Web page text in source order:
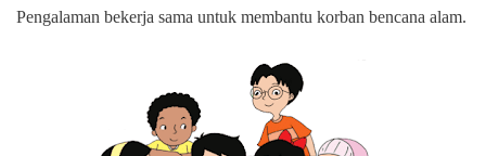
Pengalaman bekerja sama untuk membantu korban bencana alam.